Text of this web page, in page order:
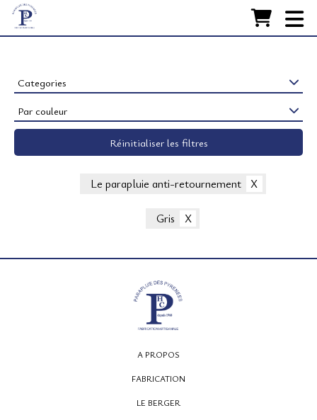
Categories
Par couleur
Réinitialiser les filtres
Le parapluie anti-retournement
Gris
A PROPOS
FABRICATION
LE BERGER
ACCESSOIRES
LA MAISON
64000 PAU